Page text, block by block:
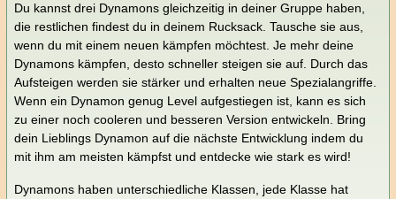
Du kannst drei Dynamons gleichzeitig in deiner Gruppe haben,
die restlichen findest du in deinem Rucksack. Tausche sie aus,
wenn du mit einem neuen kämpfen möchtest. Je mehr deine
Dynamons kämpfen, desto schneller steigen sie auf. Durch das
Aufsteigen werden sie stärker und erhalten neue Spezialangriffe.
Wenn ein Dynamon genug Level aufgestiegen ist, kann es sich
zu einer noch cooleren und besseren Version entwickeln. Bring
dein Lieblings Dynamon auf die nächste Entwicklung indem du
mit ihm am meisten kämpfst und entdecke wie stark es wird!
Dynamons haben unterschiedliche Klassen, jede Klasse hat